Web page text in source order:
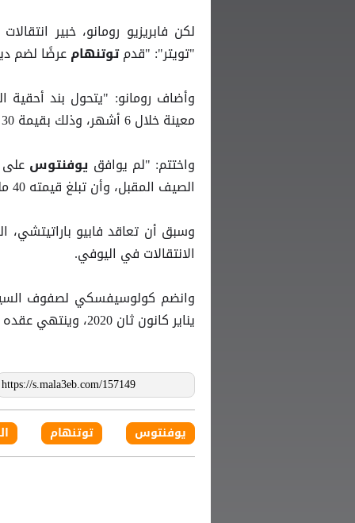
لكن فابريزيو رومانو، خبير
"تويتر": "قدمتوتنهامعرضًا لضم
وأضاف رومانو: "يتحول بند
معينة خلال 6 أشهر، وذلك بقيمة 30 مليون يورو (بحسب عرض النادي اللندني)".
واختتم: "لم يوافق يوفنتوس
الصيف المقبل، وأن تبلغ قيمته 40 مليون يورو.. والمحادثات لا تزال جارية بين الطرفين".
وسبق أن تعاقد فابيو
الانتقالات في اليوفي.
يناير كانون ثان 2020، وينتهي عقده الحالي في صيف 2025.
يوفنتوس توتنهام